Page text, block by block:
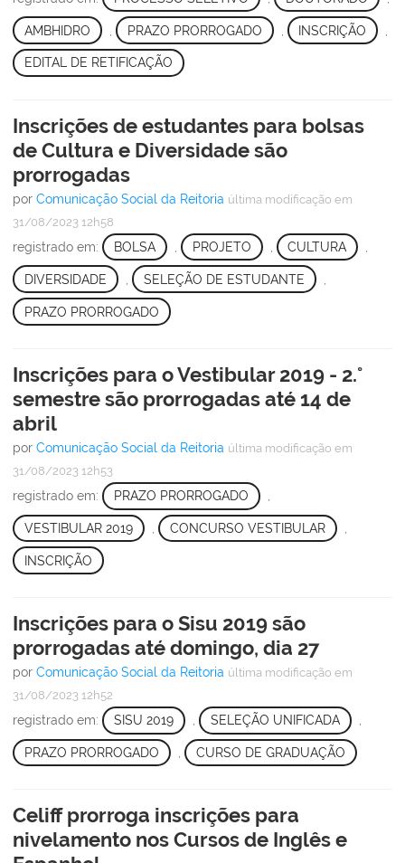
AMBHIDRO PRAZO PRORROGADO INSCRIÇÃO
EDITAL DE RETIFICAÇÃO
Inscrições de estudantes para bolsas
de Cultura e Diversidade são
prorrogadas
por Comunicação Social da Reitoria última modificação em
31/08/2023 12h58
registrado em: BOLSA PROJETO CULTURA
DIVERSIDADE SELEÇÃO DE ESTUDANTE
PRAZO PRORROGADO
Inscrições para o Vestibular 2019 - 2.°
semestre são prorrogadas até 14 de
abril
por Comunicação Social da Reitoria última modificação em
31/08/2023 12h53
registrado em: PRAZO PRORROGADO ,
VESTIBULAR 2019 CONCURSO VESTIBULAR
INSCRIÇÃO
Inscrições para o Sisu 2019 são
prorrogadas até domingo, dia 27
por Comunicação Social da Reitoria última modificação em
31/08/2023 12h52
registrado em: SISU 2019 , SELEÇÃO UNIFICADA ,
PRAZO PRORROGADO CURSO DE GRADUAÇÃO
Celiff prorroga inscrições para
nivelamento nos Cursos de Inglês e